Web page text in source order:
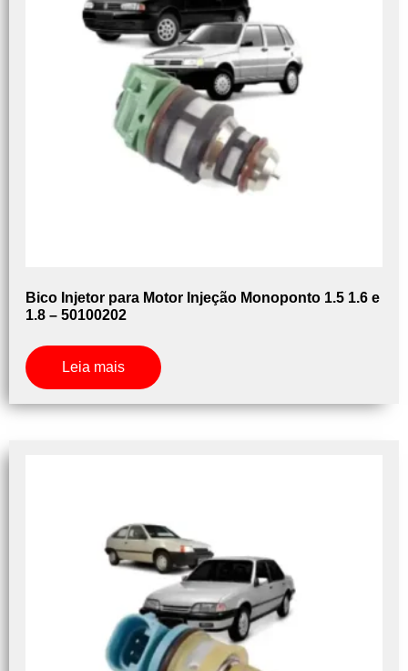
Bico Injetor para Motor Injeção Monoponto 1.5 1.6 e
1.8 – 50100202
Leia mais